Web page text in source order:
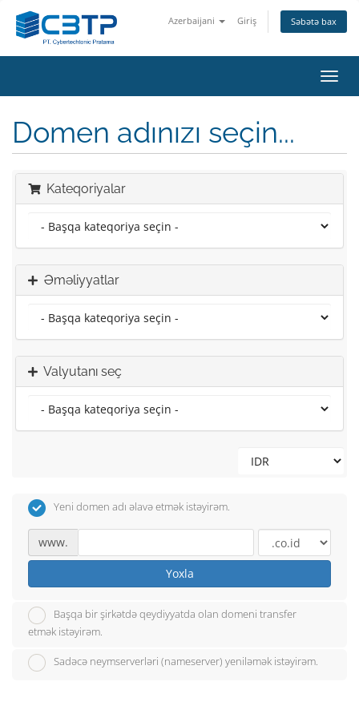
Azerbaijani Giriş Səbətə bax
keçid
Domen adınızı seçin...
Kateqoriyalar
Əməliyyatlar
Valyutanı seç
Yeni domen adı əlavə etmək istəyirəm.
www.
Yoxla
Başqa bir şirkətdə qeydiyyatda olan domeni transfer
etmək istəyirəm.
Sadəcə neymserverləri (nameserver) yeniləmək istəyirəm.